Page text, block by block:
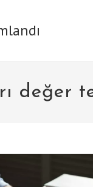
değer